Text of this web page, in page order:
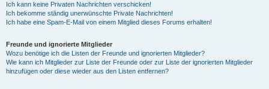
Ich kann keine Privaten Nachrichten verschicken!
Ich bekomme ständig unerwünschte Private Nachrichten!
Ich habe eine Spam-E-Mail von einem Mitglied dieses Forums erhalten!
Freunde und ignorierte Mitglieder
Wozu benötige ich die Listen der Freunde und ignorierten Mitglieder?
Wie kann ich Mitglieder zur Liste der Freunde oder zur Liste der ignorierten Mitglieder
hinzufügen oder diese wieder aus den Listen entfernen?